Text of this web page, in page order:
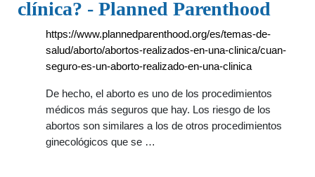
clínica? - Planned Parenthood
https://www.plannedparenthood.org/es/temas-de-
salud/aborto/abortos-realizados-en-una-clinica/cuan-
seguro-es-un-aborto-realizado-en-una-clinica
De hecho, el aborto es uno de los procedimientos
médicos más seguros que hay. Los riesgo de los
abortos son similares a los de otros procedimientos
ginecológicos que se …